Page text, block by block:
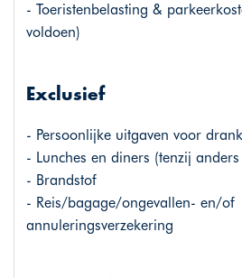
- Toeristenbelasting &
voldoen)
Exclusief
- Persoonlijke uitgaven voor
- Lunches en diners (tenzij
- Brandstof
- Reis/bagage/ongevallen- en/of
annuleringsverzekering